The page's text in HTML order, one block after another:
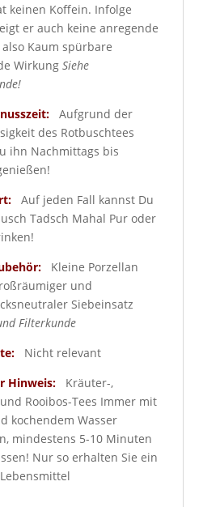
keinen Koffein. Infolge
er auch keine anregende
Kaum spürbare
Wirkung Siehe
Aufgrund der
des Rotbuschtees
ihn Nachmittags bis
Auf jeden Fall kannst Du
Tadsch Mahal Pur oder
Kleine Porzellan
und
Siebeinsatz
Filterkunde
Nicht relevant
Hinweis:
Kräuter-,
Rooibos-Tees Immer mit
kochendem Wasser
mindestens 5-10 Minuten
Nur so erhalten Sie ein